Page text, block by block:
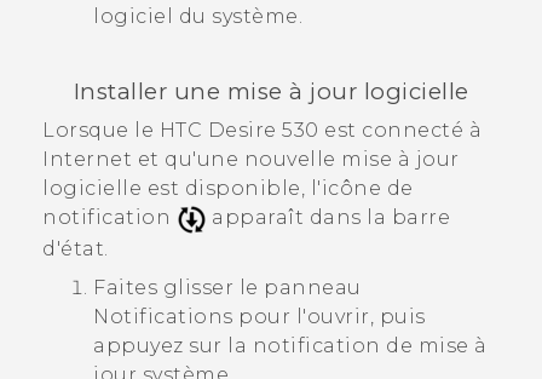
logiciel du système.
Installer une mise à jour logicielle
Lorsque le HTC Desire 530 est connecté à
Internet et qu'une nouvelle mise à jour
logicielle est disponible, l'icône de
notification
apparaît dans la barre
d'état.
Faites glisser le panneau
Notifications pour l'ouvrir, puis
appuyez sur la notification de mise à
jour système.